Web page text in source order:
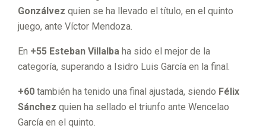
Gonzálvez quien se ha llevado el título, en el quinto
juego, ante Víctor Mendoza.
En +55 Esteban Villalba ha sido el mejor de la
categoría, superando a Isidro Luis García en la final.
+60 también ha tenido una final ajustada, siendo Félix
Sánchez quien ha sellado el triunfo ante Wencelao
García en el quinto.